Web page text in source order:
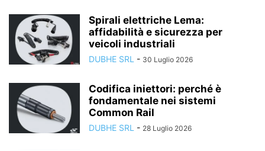
Spirali elettriche Lema:
affidabilità e sicurezza per
veicoli industriali
DUBHE SRL - 30 Luglio 2026
Codifica iniettori: perché è
fondamentale nei sistemi
Common Rail
DUBHE SRL - 28 Luglio 2026